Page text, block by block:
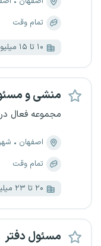
تمام وقت
۱۰ تا ۱۵ میلیون تومان
منشی و
مجموعه فعال
اصفهان
تمام وقت
۲۰ تا ۲۳ میلیون تومان
مسئول دفتر